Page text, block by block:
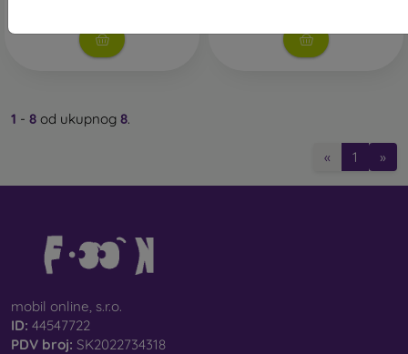
1 - 8 od ukupnog 8.
« 1 »
mobil online, s.r.o.
ID: 44547722
PDV broj: SK2022734318